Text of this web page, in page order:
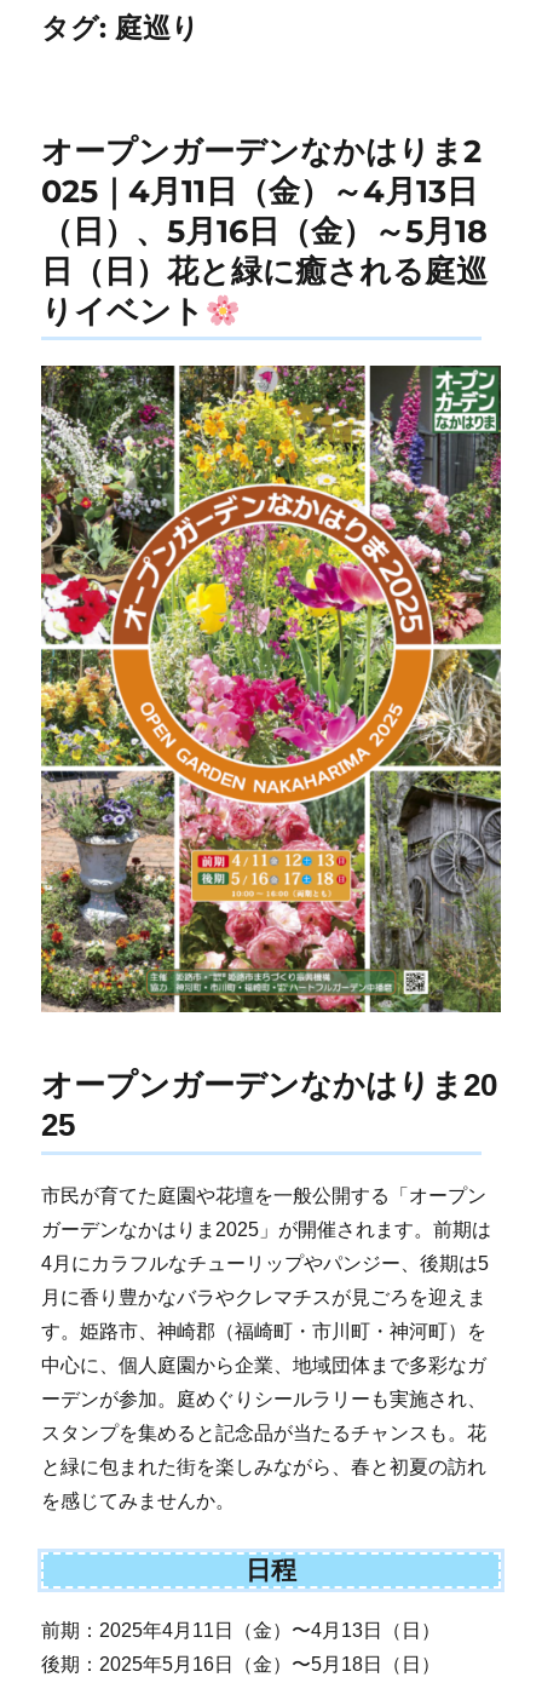
タグ: 庭巡り
オープンガーデンなかはりま2
025｜4月11日（金）～4月13日
（日）、5月16日（金）～5月18
日（日）花と緑に癒される庭巡
りイベント
オープンガーデンなかはりま20
25
市民が育てた庭園や花壇を一般公開する「オープン
ガーデンなかはりま2025」が開催されます。前期は
4月にカラフルなチューリップやパンジー、後期は5
月に香り豊かなバラやクレマチスが見ごろを迎えま
す。姫路市、神崎郡（福崎町・市川町・神河町）を
中心に、個人庭園から企業、地域団体まで多彩なガ
ーデンが参加。庭めぐりシールラリーも実施され、
スタンプを集めると記念品が当たるチャンスも。花
と緑に包まれた街を楽しみながら、春と初夏の訪れ
を感じてみませんか。
日程
前期：2025年4月11日（金）〜4月13日（日）
後期：2025年5月16日（金）〜5月18日（日）